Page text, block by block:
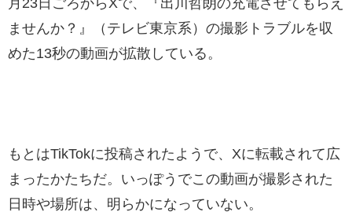
ませんか？』（テレビ東京系）の撮影トラブルを収
めた13秒の動画が拡散している。
もとはTikTokに投稿されたようで、Xに転載されて広
まったかたちだ。いっぽうでこの動画が撮影された
日時や場所は、明らかになっていない。